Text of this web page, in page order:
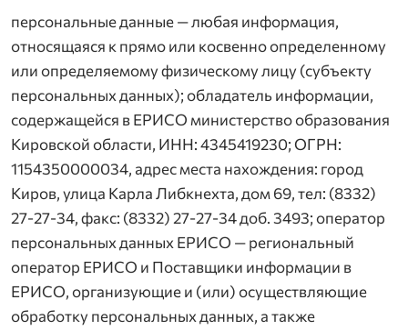
персональные данные — любая информация,
относящаяся к прямо или косвенно определенному
или определяемому физическому лицу (субъекту
персональных данных); обладатель информации,
содержащейся в ЕРИСО министерство образования
Кировской области, ИНН: 4345419230; ОГРН:
1154350000034, адрес места нахождения: город
Киров, улица Карла Либкнехта, дом 69, тел: (8332)
27-27-34, факс: (8332) 27-27-34 доб. 3493; оператор
персональных данных ЕРИСО — региональный
оператор ЕРИСО и Поставщики информации в
ЕРИСО, организующие и (или) осуществляющие
обработку персональных данных, а также